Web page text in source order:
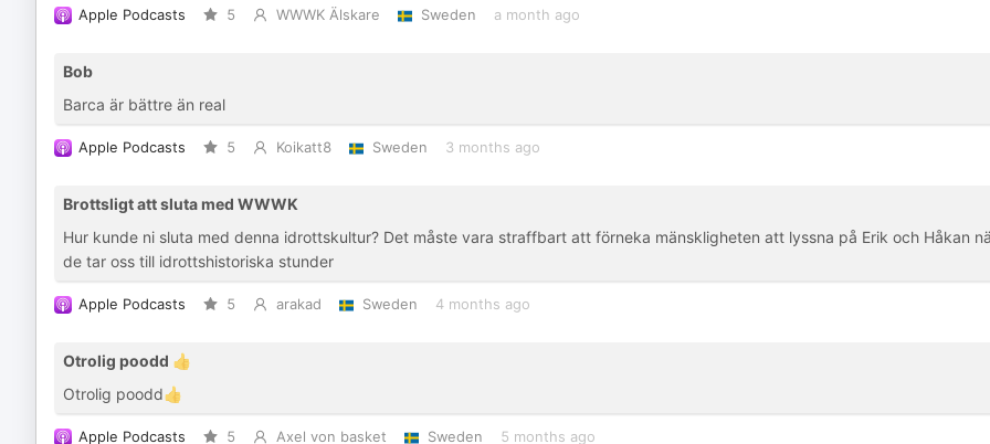
Apple Podcasts 5 WWWK Älskare Sweden a month ago
Bob
Barca är bättre än real
Apple Podcasts 5 Koikatt8 Sweden 3 months ago
Brottsligt att sluta med WWWK
Hur kunde ni sluta med denna idrottskultur? Det måste vara straffbart att förneka mänskligheten att lyssna på Erik och Håkan
de tar oss till idrottshistoriska stunder
Apple Podcasts 5 arakad Sweden 4 months ago
Otrolig poodd 👍
Otrolig poodd👍
Apple Podcasts 5 Axel von basket Sweden 5 months ago